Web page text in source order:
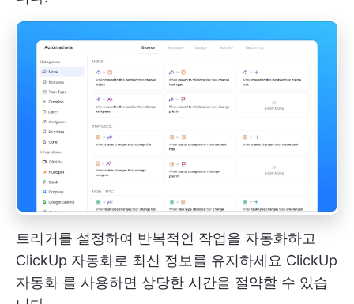
트리거를 설정하여 반복적인 작업을 자동화하고
ClickUp 자동화로 최신 정보를 유지하세요 ClickUp
자동화 를 사용하면 상당한 시간을 절약할 수 있습